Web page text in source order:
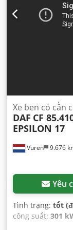
kích thước lốp
thống định vị,
hành trình,
Vuren 9.676
Xe ben có cần
DAF CF
EPSILON 17
Yêu
Tình trạng: tốt
công suất: 301